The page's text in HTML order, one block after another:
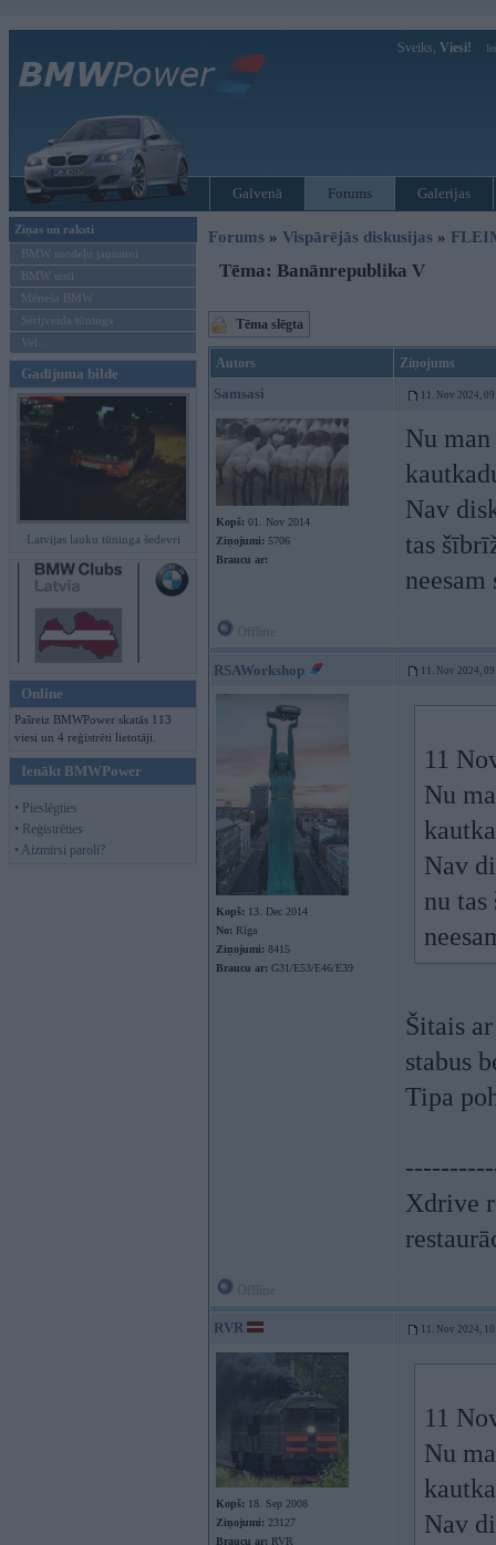
Sveiks, Viesi!
Galvenā Forums Galerijas
Ziņas un raksti
BMW modeļu jaunumi
BMW testi
Mēneša BMW
Sērijveida tūnings
Vel...
Gadījuma bilde
Latvijas lauku tūninga šedevri
Online
Pašreiz BMWPower skatās 113
viesi un 4 reģistrēti lietotāji.
Ienākt BMWPower
• Pieslēgties
• Reģistrēties
• Aizmirsi paroli?
Forums » Vispārējās diskusijas »
Tēma: Banānrepublika V
Tēma slēgta
Autors Ziņojums
Samsasi 11. Nov 2024,
Kopš: 01. Nov 2014
Ziņojumi: 5706
Braucu ar:
Nu
Nav
tas
RSAWorkshop 11. Nov 2024,
Kopš: 13. Dec 2014
No: Rīga
Ziņojumi: 8415
Braucu ar: G31/E53/E46/E39
11
Nu
Nav
nu
Šitais
stabus
Tipa
Xdrive
RVR 11. Nov 2024,
Kopš: 18. Sep 2008
Ziņojumi: 23127
Braucu ar: RVR
11
Nu
Nav